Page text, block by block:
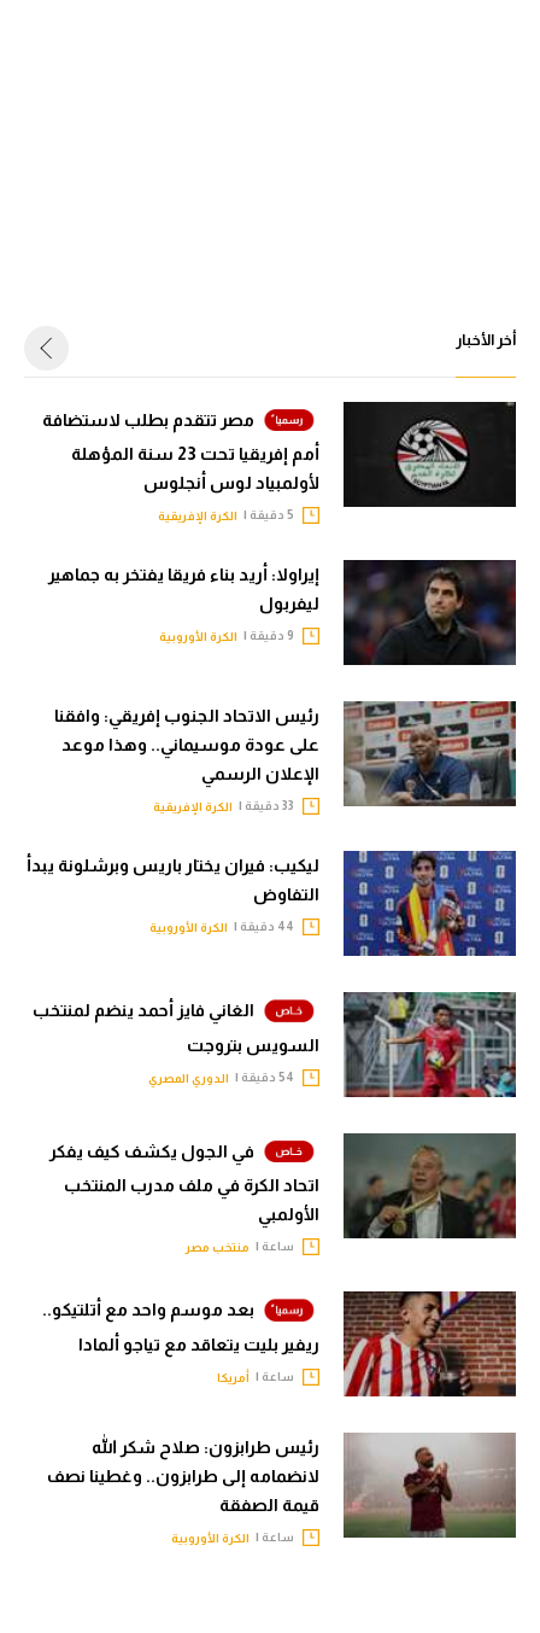
أخر الأخبار
مصر تتقدم بطلب لاستضافة
أمم إفريقيا تحت 23 سنة المؤهلة
لأولمبياد لوس أنجلوس
الكرة الإفريقية
إيراولا: أريد بناء فريقا يفتخر به جماهير
ليفربول
الكرة الأوروبية
رئيس الاتحاد الجنوب إفريقي: وافقنا
على عودة موسيماني.. وهذا موعد
الإعلان الرسمي
الكرة الإفريقية
ليكيب: فيران يختار باريس وبرشلونة يبدأ
التفاوض
الكرة الأوروبية
الغاني فايز أحمد ينضم لمنتخب
السويس بتروجت
الدوري المصري
في الجول يكشف كيف يفكر
اتحاد الكرة في ملف مدرب المنتخب
الأولمبي
ساعة | منتخب مصر
بعد موسم واحد مع أتلتيكو..
ريفير بليت يتعاقد مع تياجو ألمادا
ساعة | أمريكا
رئيس طرابزون: صلاح شكر الله
لانضمامه إلى طرابزون.. وغطينا نصف
قيمة الصفقة
ساعة | الكرة الأوروبية